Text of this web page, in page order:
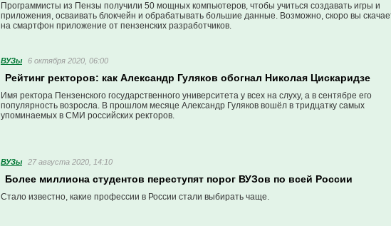
Программисты из Пензы получили 50 мощных компьютеров, чтобы учиться создавать игры и
приложения, осваивать блокчейн и обрабатывать большие данные. Возможно, скоро вы
на смартфон приложение от пензенских разработчиков.
ВУЗы 6 октября 2020, 06:00
Рейтинг ректоров: как Александр Гуляков обогнал Николая Цискаридзе
Имя ректора Пензенского государственного университета у всех на слуху, а в сентябре его
популярность возросла. В прошлом месяце Александр Гуляков вошёл в тридцатку самых
упоминаемых в СМИ российских ректоров.
ВУЗы 27 августа 2020, 14:10
Более миллиона студентов переступят порог ВУЗов по всей России
Стало известно, какие профессии в России стали выбирать чаще.